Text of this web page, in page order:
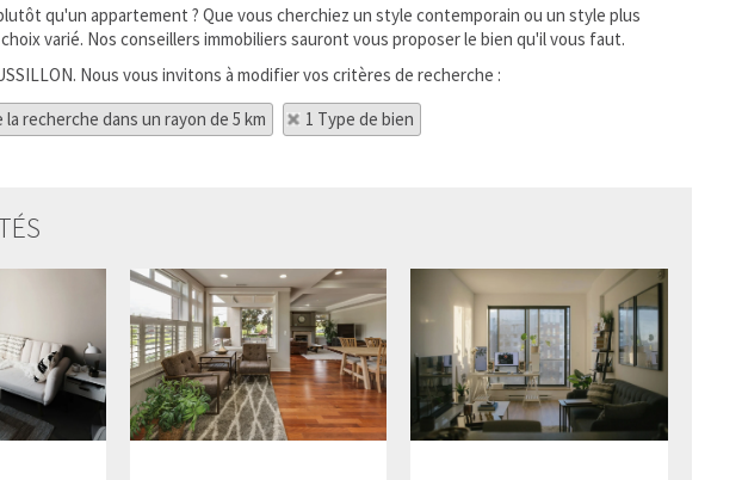
qu'un appartement ? Que vous cherchiez un style contemporain ou un style plus
varié. Nos conseillers immobiliers sauront vous proposer le bien qu'il vous faut.
Nous vous invitons à modifier vos critères de recherche :
recherche dans un rayon de 5 km
1 Type de bien